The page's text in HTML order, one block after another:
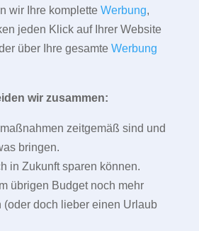
wir Ihre komplette Werbung,
jeden Klick auf Ihrer Website
über Ihre gesamte Werbung
wir zusammen:
zeitgemäß sind und
bringen.
in Zukunft sparen können.
übrigen Budget noch mehr
(oder doch lieber einen Urlaub